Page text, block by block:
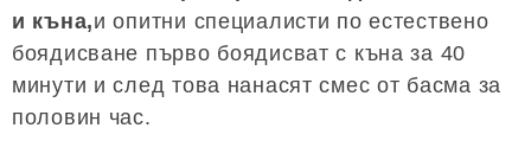
и къна,и опитни специалисти по естествено
боядисване първо боядисват с къна за 40
минути и след това нанасят смес от басма за
половин час.